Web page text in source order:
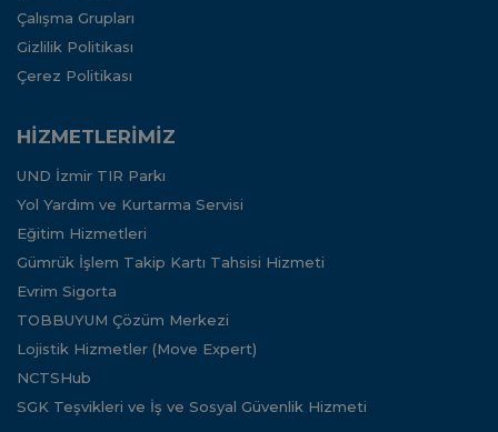
Çalışma Grupları
Gizlilik Politikası
Çerez Politikası
HİZMETLERİMİZ
UND İzmir TIR Parkı
Yol Yardım ve Kurtarma Servisi
Eğitim Hizmetleri
Gümrük İşlem Takip Kartı Tahsisi Hizmeti
Evrim Sigorta
TOBBUYUM Çözüm Merkezi
Lojistik Hizmetler (Move Expert)
NCTSHub
SGK Teşvikleri ve İş ve Sosyal Güvenlik Hizmeti